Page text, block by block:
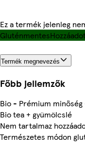
Ez a termék jelenleg
Gluténmentes
Termék megnevezés
Főbb jellemzők
Bio - Prémium
Bio tea + gyümölcslé
Nem tartalmaz
Természetes módon